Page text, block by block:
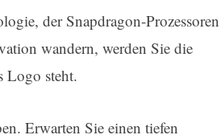
der Snapdragon-Prozessoren
wandern, werden Sie die
Logo steht.
Erwarten Sie einen tiefen